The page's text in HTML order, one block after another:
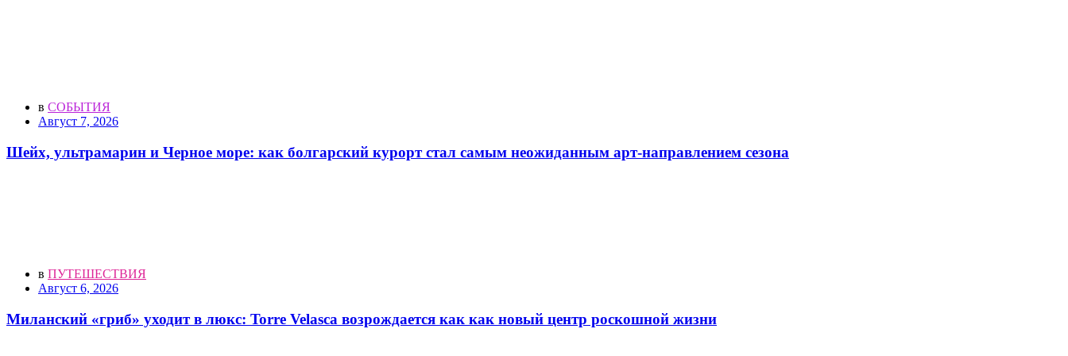
в СОБЫТИЯ
Август 7, 2026
Шейх, ультрамарин и Черное море: как болгарский курорт стал самым неожиданным арт-направлением сезона
в ПУТЕШЕСТВИЯ
Август 6, 2026
Миланский «гриб» уходит в люкс: Torre Velasca возрождается как как новый центр роскошной жизни